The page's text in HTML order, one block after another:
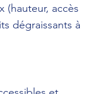
(hauteur, accès
dégraissants à